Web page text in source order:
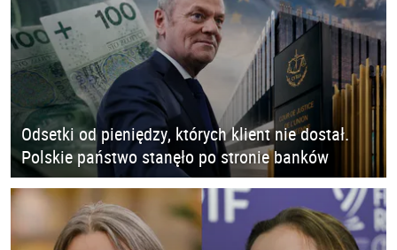
Odsetki od pieniędzy, których klient nie dostał.
Polskie państwo stanęło po stronie banków